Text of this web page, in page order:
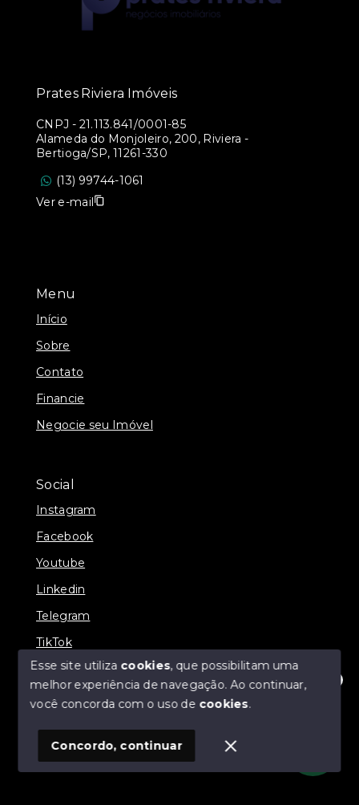
Olá! Estamos disponíveis para te ajudar.
Menu
Início
Sobre
Contato
Financie
Negocie seu Imóvel
Social
Instagram
Facebook
Youtube
Linkedin
Telegram
TikTok
© Copyright 2026 - Prates Riviera Imóveis - Todos os
SITE PARA IMOBILIARIA
Prates Riviera Imóveis
CNPJ - 21.113.841/0001-85
Alameda do Monjoleiro, 200, Riviera -
Bertioga/SP, 11261-330
(13) 99744-1061
Ver e-mail
Esse site utiliza cookies, que possibilitam uma
melhor experiência de navegação.Ao continuar,
você concorda com o uso de cookies.
Concordo, continuar